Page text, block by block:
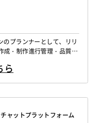
質確認など、開発全般に
プランナーとして、リリ
成・制作進行管理・品質確
お任せし、適性に応じて以
ら
ャットプラットフォーム